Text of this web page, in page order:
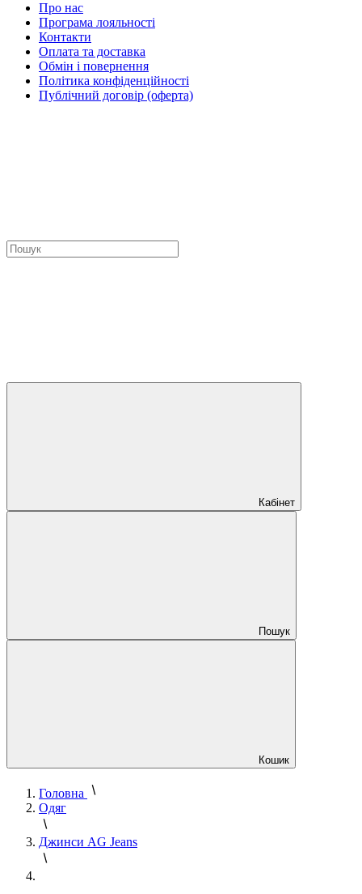
Про нас
Програма лояльності
Контакти
Оплата та доставка
Обмін і повернення
Політика конфіденційності
Публічний договір (оферта)
Кабінет
Пошук
Кошик
Головна
Одяг
Джинси AG Jeans